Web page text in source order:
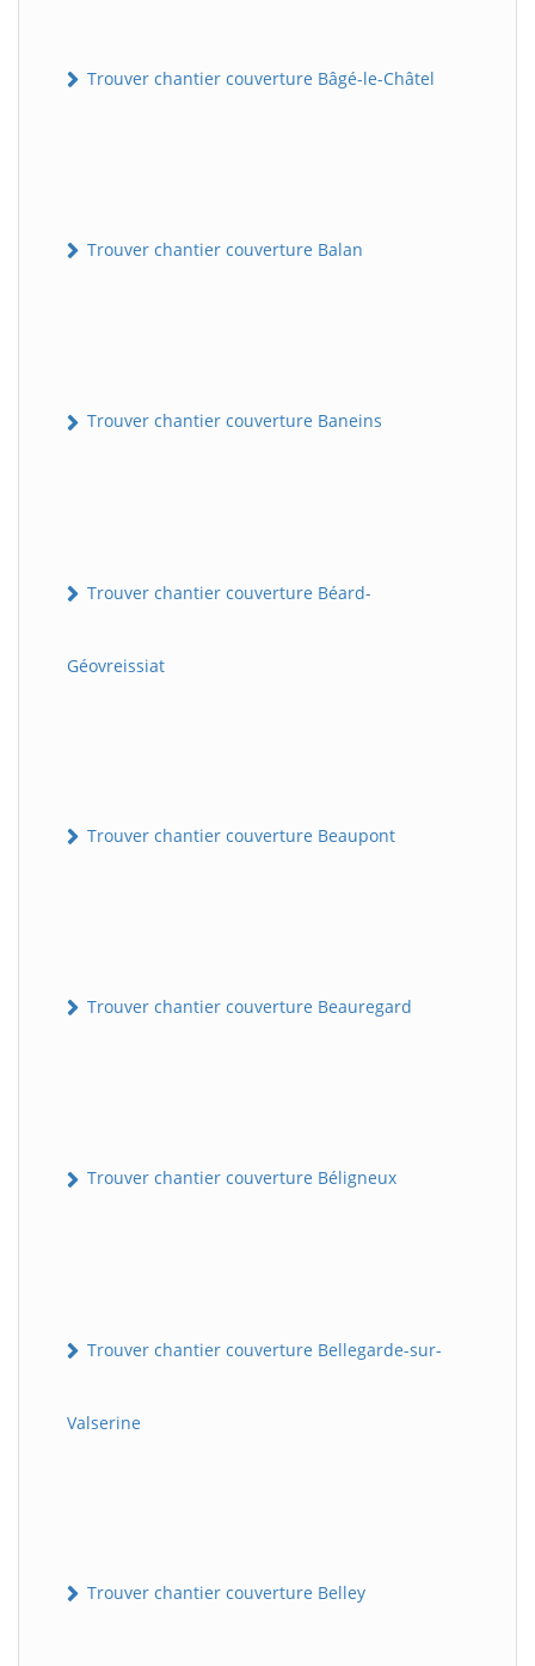
Trouver chantier couverture Bâgé-le-Châtel
Trouver chantier couverture Balan
Trouver chantier couverture Baneins
Trouver chantier couverture Béard-
Géovreissiat
Trouver chantier couverture Beaupont
Trouver chantier couverture Beauregard
Trouver chantier couverture Béligneux
Trouver chantier couverture Bellegarde-sur-
Valserine
Trouver chantier couverture Belley